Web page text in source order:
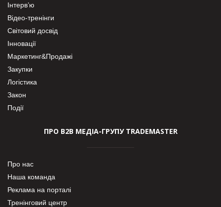
Інтерв’ю
Відео-тренінги
Світовий досвід
Інновації
Маркетинг&Продажі
Закупки
Логістика
Закон
Події
ПРО В2В МЕДІА-ГРУПУ TRADEMASTER
Про нас
Наша команда
Реклама на порталі
Тренінговий центр